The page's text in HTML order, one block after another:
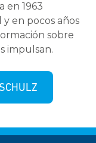
en 1963
en pocos años
sobre
impulsan.